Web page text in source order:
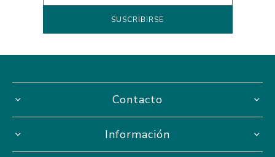
Contacto
Información